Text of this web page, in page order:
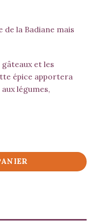
de la Badiane mais
et les
épice apportera
légumes,